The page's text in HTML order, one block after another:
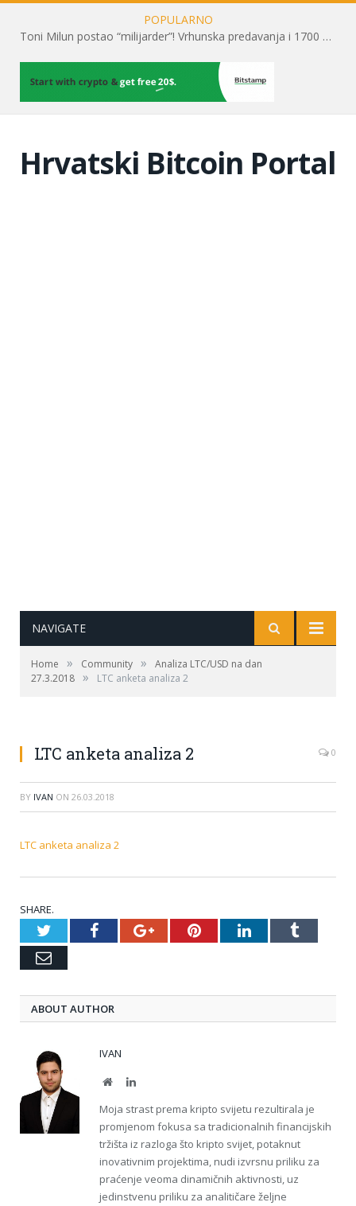
POPULARNO
Toni Milun postao “milijarder”! Vrhunska predavanja i 1700 posjetitelja obilježili su mjesec financijske pismenosti
Hrvatski Bitcoin Portal
NAVIGATE
Home » Community »
Analiza LTC/USD na dan
27.3.2018 » LTC anketa analiza 2
LTC anketa analiza 2 0
BY IVAN ON 26.03.2018
LTC anketa analiza 2
SHARE.
TwitterFacebookGoogle+PinterestLinkedInTumblr
Email
ABOUT AUTHOR
IVAN
WebsiteLinkedIn
Moja strast prema kripto svijetu rezultirala je
promjenom fokusa sa tradicionalnih financijskih
tržišta iz razloga što kripto svijet, potaknut
inovativnim projektima, nudi izvrsnu priliku za
praćenje veoma dinamičnih aktivnosti, uz
jedinstvenu priliku za analitičare željne